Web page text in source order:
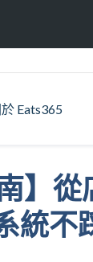
Eats365
】
統不